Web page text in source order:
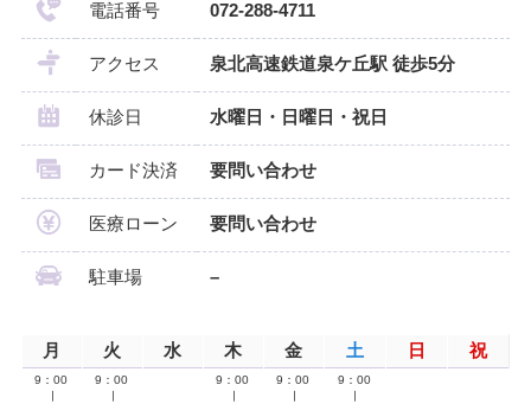
電話番号 072-288-4711
アクセス 泉北高速鉄道泉ケ丘駅 徒歩5分
休診日 水曜日・日曜日・祝日
カード決済 要問い合わせ
医療ローン 要問い合わせ
駐車場 –
月 火 水 木 金 土 日 祝
9：00
9：00
9：00
9：00
9：00